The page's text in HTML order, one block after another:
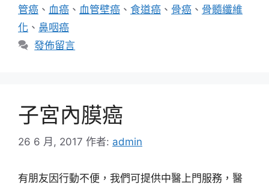
管癌 、 血癌 、 血管壁癌 、 食道癌 、 骨癌 、 骨髓纖維
化 、 鼻咽癌
發佈留言
子宮內膜癌
26 6 月, 2017 作者: admin
有朋友因行動不便，我們可提供中醫上門服務，醫